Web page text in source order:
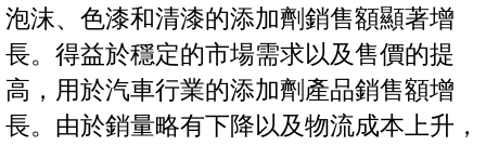
泡沫、色漆和清漆的添加劑銷售額顯著增
長。得益於穩定的市場需求以及售價的提
高，用於汽車行業的添加劑產品銷售額增
長。由於銷量略有下降以及物流成本上升，